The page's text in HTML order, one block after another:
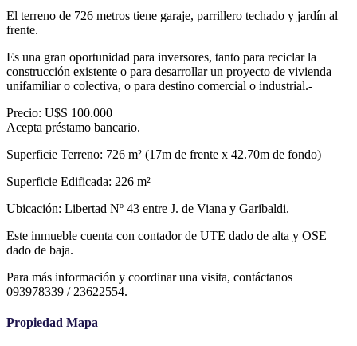
El terreno de 726 metros tiene garaje, parrillero techado y jardín al
frente.
Es una gran oportunidad para inversores, tanto para reciclar la
construcción existente o para desarrollar un proyecto de vivienda
unifamiliar o colectiva, o para destino comercial o industrial.-
Precio: U$S 100.000
Acepta préstamo bancario.
Superficie Terreno: 726 m² (17m de frente x 42.70m de fondo)
Superficie Edificada: 226 m²
Ubicación: Libertad Nº 43 entre J. de Viana y Garibaldi.
Este inmueble cuenta con contador de UTE dado de alta y OSE
dado de baja.
Para más información y coordinar una visita, contáctanos
093978339 / 23622554.
Propiedad Mapa